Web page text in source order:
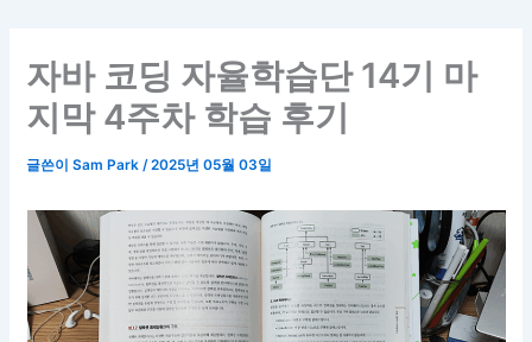
자바 코딩 자율학습단 14기 마
지막 4주차 학습 후기
글쓴이Sam Park/2025년 05월 03일